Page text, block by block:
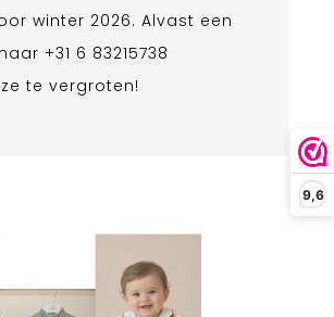
9,6
winter 2026. Alvast een
+31 6 83215738
te vergroten!